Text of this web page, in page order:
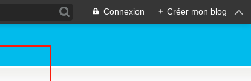
Connexion + Créer mon blog